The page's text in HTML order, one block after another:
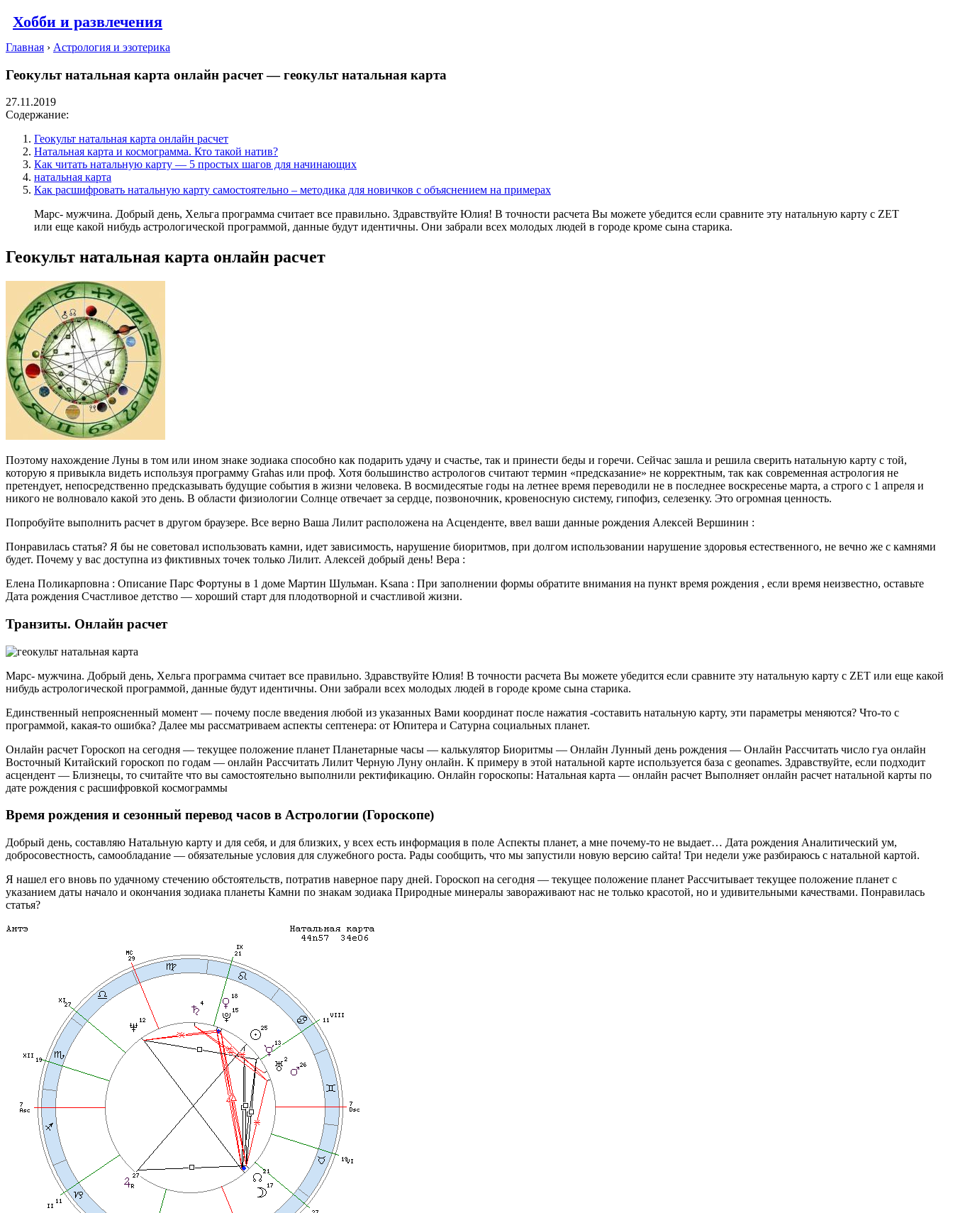
Хобби и развлечения
Главная › Астрология и эзотерика
Геокульт натальная карта онлайн расчет — геокульт натальная карта
27.11.2019
Содержание:
Геокульт натальная карта онлайн расчет
Натальная карта и космограмма. Кто такой натив?
Как читать натальную карту — 5 простых шагов для начинающих
натальная карта
Как расшифровать натальную карту самостоятельно – методика для новичков с объяснением на примерах
Марс- мужчина. Добрый день, Хельга программа считает все правильно. Здравствуйте Юлия! В точности расчета Вы можете убедится если сравните эту натальную карту c ZET
или еще какой нибудь астрологической программой, данные будут идентичны. Они забрали всех молодых людей в городе кроме сына старика.
Геокульт натальная карта онлайн расчет
Поэтому нахождение Луны в том или ином знаке зодиака способно как подарить удачу и счастье, так и принести беды и горечи. Сейчас зашла и решила сверить натальную карту с той,
которую я привыкла видеть используя программу Grahas или проф. Хотя большинство астрологов считают термин «предсказание» не корректным, так как современная астрология не
претендует, непосредственно предсказывать будущие события в жизни человека. В восмидесятые годы на летнее время переводили не в последнее воскресенье марта, а строго с 1 апреля и
никого не волновало какой это день. В области физиологии Солнце отвечает за сердце, позвоночник, кровеносную систему, гипофиз, селезенку. Это огромная ценность.
Попробуйте выполнить расчет в другом браузере. Все верно Ваша Лилит расположена на Асценденте, ввел ваши данные рождения Алексей Вершинин :
Понравилась статья? Я бы не советовал использовать камни, идет зависимость, нарушение биоритмов, при долгом использовании нарушение здоровья естественного, не вечно же с камнями
будет. Почему у вас доступна из фиктивных точек только Лилит. Алексей добрый день! Вера :
Елена Поликарповна : Описание Парс Фортуны в 1 доме Мартин Шульман. Ksana : При заполнении формы обратите внимания на пункт время рождения , если время неизвестно, оставьте
Дата рождения Счастливое детство — хороший старт для плодотворной и счастливой жизни.
Транзиты. Онлайн расчет
Марс- мужчина. Добрый день, Хельга программа считает все правильно. Здравствуйте Юлия! В точности расчета Вы можете убедится если сравните эту натальную карту c ZET или еще какой
нибудь астрологической программой, данные будут идентичны. Они забрали всех молодых людей в городе кроме сына старика.
Единственный непроясненный момент — почему после введения любой из указанных Вами координат после нажатия -составить натальную карту, эти параметры меняются? Что-то с
программой, какая-то ошибка? Далее мы рассматриваем аспекты септенера: от Юпитера и Сатурна социальных планет.
Онлайн расчет Гороскоп на сегодня — текущее положение планет Планетарные часы — калькулятор Биоритмы — Онлайн Лунный день рождения — Онлайн Рассчитать число гуа онлайн
Восточный Китайский гороскоп по годам — онлайн Рассчитать Лилит Черную Луну онлайн. К примеру в этой натальной карте используется база с geonames. Здравствуйте, если подходит
асцендент — Близнецы, то считайте что вы самостоятельно выполнили ректификацию. Онлайн гороскопы: Натальная карта — онлайн расчет Выполняет онлайн расчет натальной карты по
дате рождения с расшифровкой космограммы
Время рождения и сезонный перевод часов в Астрологии (Гороскопе)
Добрый день, составляю Натальную карту и для себя, и для близких, у всех есть информация в поле Аспекты планет, а мне почему-то не выдает… Дата рождения Аналитический ум,
добросовестность, самообладание — обязательные условия для служебного роста. Рады сообщить, что мы запустили новую версию сайта! Три недели уже разбираюсь с натальной картой.
Я нашел его вновь по удачному стечению обстоятельств, потратив наверное пару дней. Гороскоп на сегодня — текущее положение планет Рассчитывает текущее положение планет с
указанием даты начало и окончания зодиака планеты Камни по знакам зодиака Природные минералы завораживают нас не только красотой, но и удивительными качествами. Понравилась
статья?